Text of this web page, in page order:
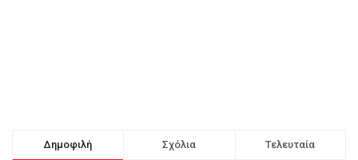
Δημοφιλή Σχόλια Τελευταία